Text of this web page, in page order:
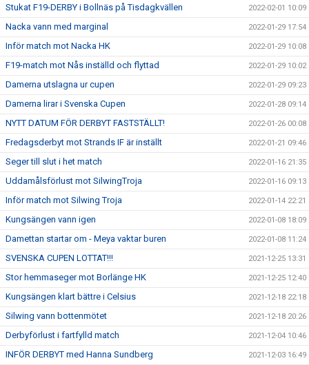
Stukat F19-DERBY i Bollnäs på Tisdagkvällen 2022-02-01 10:09
Nacka vann med marginal 2022-01-29 17:54
Inför match mot Nacka HK 2022-01-29 10:08
F19-match mot Nås inställd och flyttad 2022-01-29 10:02
Damerna utslagna ur cupen 2022-01-29 09:23
Damerna lirar i Svenska Cupen 2022-01-28 09:14
NYTT DATUM FÖR DERBYT FASTSTÄLLT! 2022-01-26 00:08
Fredagsderbyt mot Strands IF är inställt 2022-01-21 09:46
Seger till slut i het match 2022-01-16 21:35
Uddamålsförlust mot SilwingTroja 2022-01-16 09:13
Inför match mot Silwing Troja 2022-01-14 22:21
Kungsängen vann igen 2022-01-08 18:09
Damettan startar om - Meya vaktar buren 2022-01-08 11:24
SVENSKA CUPEN LOTTAT!!! 2021-12-25 13:31
Stor hemmaseger mot Borlänge HK 2021-12-25 12:40
Kungsängen klart bättre i Celsius 2021-12-18 22:18
Silwing vann bottenmötet 2021-12-18 20:26
Derbyförlust i fartfylld match 2021-12-04 10:46
INFÖR DERBYT med Hanna Sundberg 2021-12-03 16:49